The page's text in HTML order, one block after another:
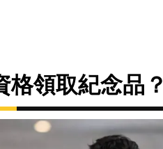
格領取紀念品？